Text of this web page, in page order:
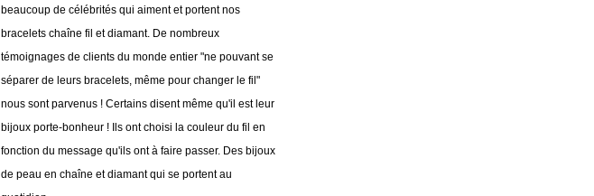
beaucoup de célébrités qui aiment et portent nos
bracelets chaîne fil et diamant. De nombreux
témoignages de clients du monde entier "ne pouvant se
séparer de leurs bracelets, même pour changer le fil"
nous sont parvenus ! Certains disent même qu'il est leur
bijoux porte-bonheur ! Ils ont choisi la couleur du fil en
fonction du message qu'ils ont à faire passer. Des bijoux
de peau en chaîne et diamant qui se portent au